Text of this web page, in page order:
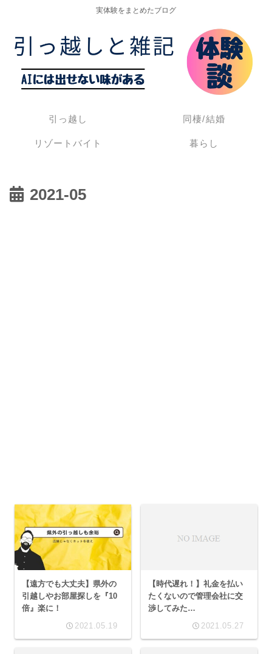
実体験をまとめたブログ
引っ越し 同棲/結婚
リゾートバイト 暮らし
2021-05
【遠方でも大丈夫】県外の
引越しやお部屋探しを『10
倍』楽に！
2021.05.19
【時代遅れ！】礼金を払い
たくないので管理会社に交
渉してみた…
2021.05.27